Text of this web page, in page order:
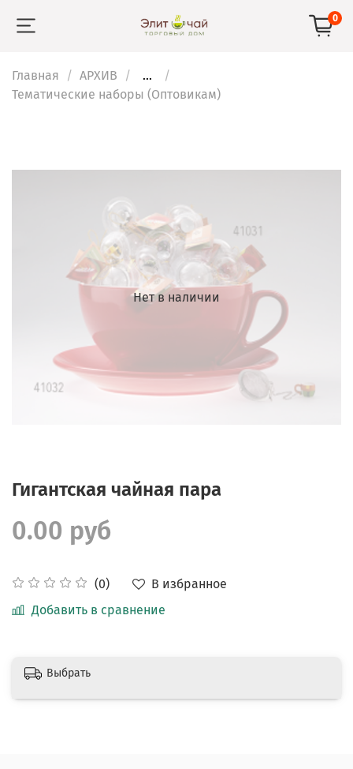
0
Главная АРХИВ
...
Тематические наборы (Оптовикам)
Нет в наличии
Гигантская чайная пара
(0)
В избранное
Добавить в сравнение
0.00 руб
Выбрать